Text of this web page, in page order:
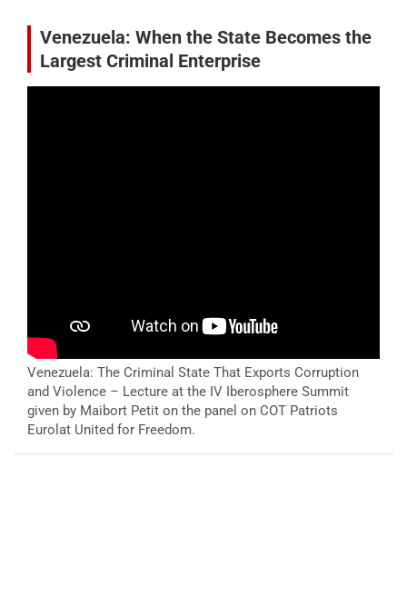
Venezuela: When the State Becomes the
Largest Criminal Enterprise
Venezuela: The Criminal State That Exports Corruption
and Violence – Lecture at the IV Iberosphere Summit
given by Maibort Petit on the panel on COT Patriots
Eurolat United for Freedom.